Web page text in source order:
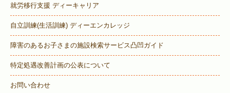
就労移行支援 ディーキャリア
自立訓練(生活訓練) ディーエンカレッジ
障害のあるお子さまの施設検索サービス凸凹ガイド
特定処遇改善計画の公表について
お問い合わせ